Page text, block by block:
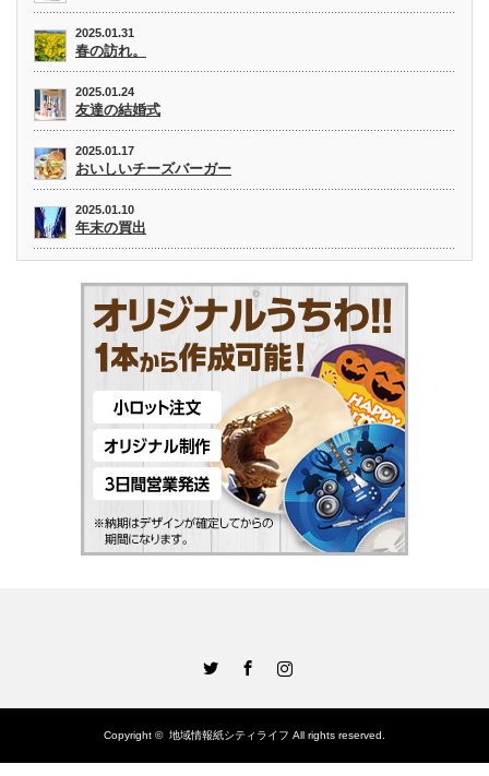
2025.01.31
春の訪れ。
2025.01.24
友達の結婚式
2025.01.17
おいしいチーズバーガー
2025.01.10
年末の買出
Copyright © 地域情報紙シティライフ All rights reserved.